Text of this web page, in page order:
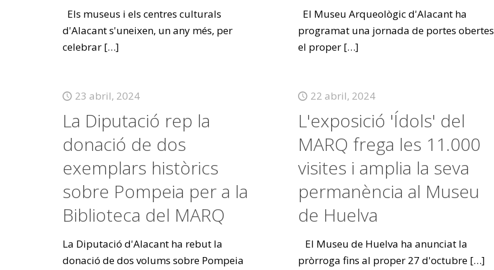
Els museus i els centres culturals
d'Alacant s'uneixen, un any més, per
celebrar[…]
El Museu Arqueològic d'Alacant ha
programat una jornada de portes obertes
el proper[…]
23 abril, 2024
La Diputació rep la
donació de dos
exemplars històrics
sobre Pompeia per a la
Biblioteca del MARQ
La Diputació d'Alacant ha rebut la
donació de dos volums sobre Pompeia
22 abril, 2024
L'exposició 'Ídols' del
MARQ frega les 11.000
visites i amplia la seva
permanència al Museu
de Huelva
El Museu de Huelva ha anunciat la
pròrroga fins al proper 27 d'octubre[…]